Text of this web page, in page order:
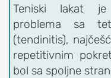
odbor
OrthoExpert
ORTHOEXPERT
EDUCATION
Teniski lakat
problema sa
(tendinitis),
repetitivnim
bol sa spoljne